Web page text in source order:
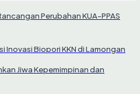
Perubahan KUA-PPAS
Inovasi Biopori KKN di Lamongan
Jiwa Kepemimpinan dan